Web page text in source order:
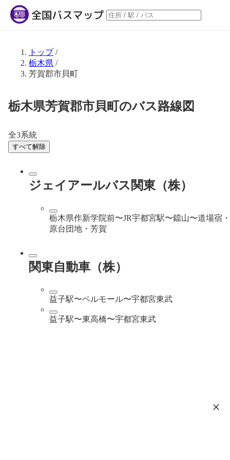
トップ/
栃木県 /
芳賀郡市貝町
栃木県芳賀郡市貝町のバス路線図
全3系統
すべて解除
ジェイアールバス関東（株）
栃木県作新学院前〜JR宇都宮駅〜鐺山〜道場宿
原台団地・芳賀
関東自動車（株）
益子駅〜ベルモール〜宇都宮東武
益子駅〜東高橋〜宇都宮東武